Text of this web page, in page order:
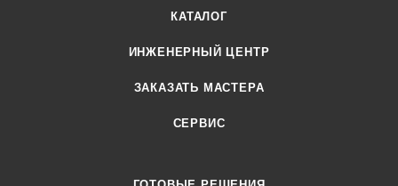
КАТАЛОГ
ИНЖЕНЕРНЫЙ ЦЕНТР
ЗАКАЗАТЬ МАСТЕРА
СЕРВИС